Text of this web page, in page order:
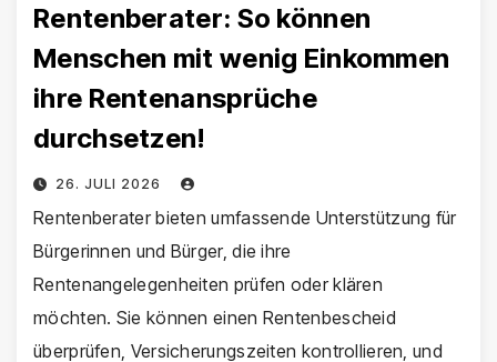
Rentenberater: So können
Menschen mit wenig Einkommen
ihre Rentenansprüche
durchsetzen!
26. JULI 2026
Rentenberater bieten umfassende Unterstützung für
Bürgerinnen und Bürger, die ihre
Rentenangelegenheiten prüfen oder klären
möchten. Sie können einen Rentenbescheid
überprüfen, Versicherungszeiten kontrollieren, und